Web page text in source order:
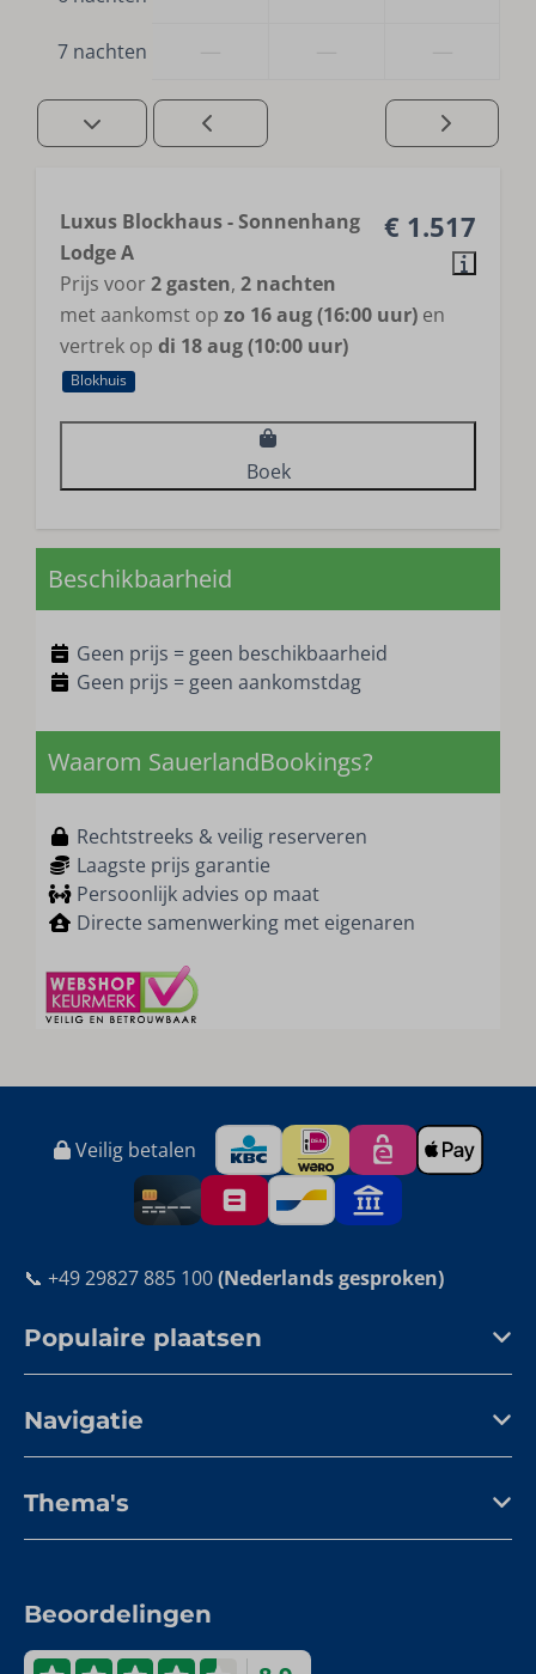
7 nachten
€ 1.517
Luxus Blockhaus - Sonnenhang
Lodge A
Prijs voor2 gasten, 2 nachten
met aankomst op zo 16 aug (16:00 uur) en
vertrek op di 18 aug (10:00 uur)
Blokhuis
Boek
Beschikbaarheid
Geen prijs = geen beschikbaarheid
Geen prijs = geen aankomstdag
Waarom SauerlandBookings?
Rechtstreeks & veilig reserveren
Laagste prijs garantie
Persoonlijk advies op maat
Directe samenwerking met eigenaren
Veilig betalen
📞 +49 29827 885 100(Nederlands gesproken)
Populaire plaatsen
Navigatie
Thema's
Beoordelingen